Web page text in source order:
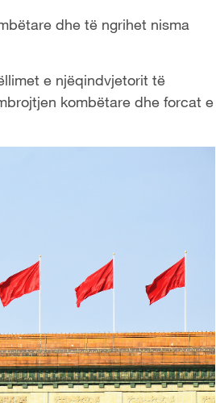
dhe të ngrihet nisma
e njëqindvjetorit të
kombëtare dhe forcat e